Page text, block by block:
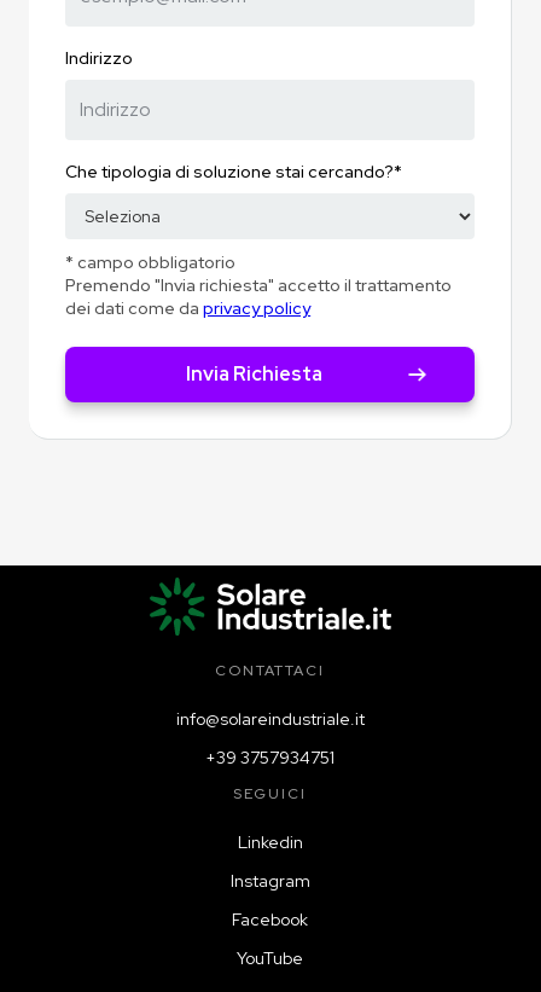
Indirizzo
Che tipologia di soluzione stai cercando?*
* campo obbligatorio
Premendo "Invia richiesta" accetto il trattamento
dei dati come daprivacy policy
CONTATTACI
info@solareindustriale.it
+39 3757934751
SEGUICI
Linkedin
Instagram
Facebook
YouTube